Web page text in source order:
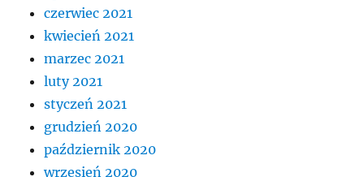
czerwiec 2021
kwiecień 2021
marzec 2021
luty 2021
styczeń 2021
grudzień 2020
październik 2020
wrzesień 2020